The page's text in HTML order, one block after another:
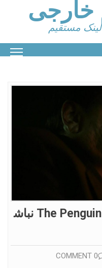
خارجی
لینک مستقیم
منتظر فصل دوم سریال The Penguin نباش
0 COMMENT